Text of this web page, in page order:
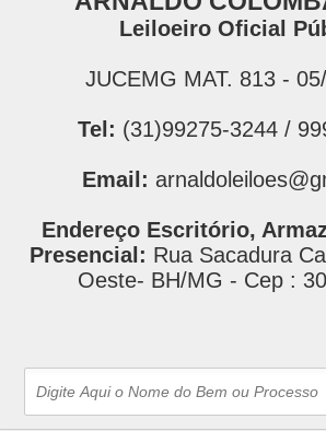
Leiloeiro Oficial
JUCEMG MAT. 813 -
Tel: (31)99275-3244 /
Email:
Endereço Escritório,
Presencial: Rua Sacadura
Oeste- BH/MG - Cep :